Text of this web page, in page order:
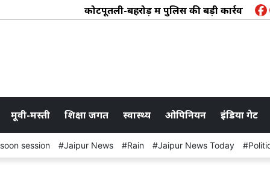
कोटपूतली-बहरोड़ में पुलिस की बड़ी कार्रवाई: दुकान से
मूवी-मस्ती शिक्षा जगत स्वास्थ्य ओपिनियन इंडिया गेट
session Jaipur News Rain Jaipur News Today